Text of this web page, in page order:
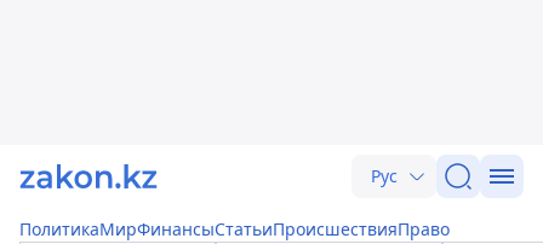
Рус
ПолитикаМирФинансыСтатьиПроисшествияПраво